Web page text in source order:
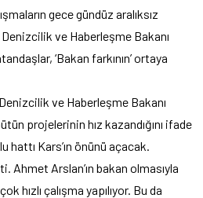
gece gündüz aralıksız
ve Haberleşme Bakanı
‘Bakan farkının’ ortaya
ve Haberleşme Bakanı
projelerinin hız kazandığını ifade
hattı Kars’ın önünü açacak.
Ahmet Arslan’ın bakan olmasıyla
hızlı çalışma yapılıyor. Bu da